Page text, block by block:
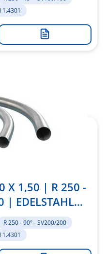
1.4301
Zur
X 1,50 | R 250 -
| EDELSTAHL
R 250 - 90° - SV200/200
1.4301